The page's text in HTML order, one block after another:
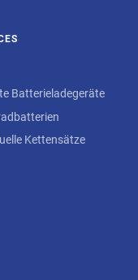
Batterieladegeräte
Kettensätze